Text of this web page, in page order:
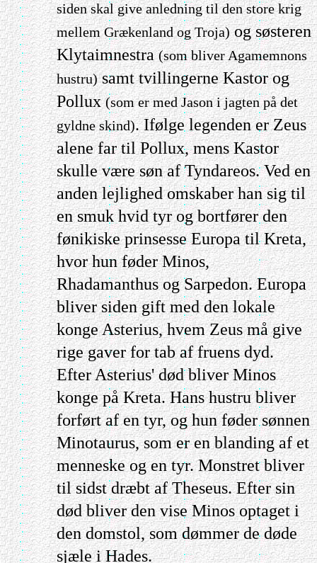
siden skal give anledning til den store krig
mellem Grækenland og Troja)og søsteren
Klytaimnestra(som bliver Agamemnons
hustru)samt tvillingerne Kastor og
Pollux(som er med Jason i jagten på det
gyldne skind). Ifølge legenden er Zeus
alene far til Pollux, mens Kastor
skulle være søn af Tyndareos. Ved en
anden lejlighed omskaber han sig til
en smuk hvid tyr og bortfører den
fønikiske prinsesse Europa til Kreta,
hvor hun føder Minos,
Rhadamanthus og Sarpedon. Europa
bliver siden gift med den lokale
konge Asterius, hvem Zeus må give
rige gaver for tab af fruens dyd.
Efter Asterius' død bliver Minos
konge på Kreta. Hans hustru bliver
forført af en tyr, og hun føder sønnen
Minotaurus, som er en blanding af et
menneske og en tyr. Monstret bliver
til sidst dræbt af Theseus. Efter sin
død bliver den vise Minos optaget i
den domstol, som dømmer de døde
sjæle i Hades.